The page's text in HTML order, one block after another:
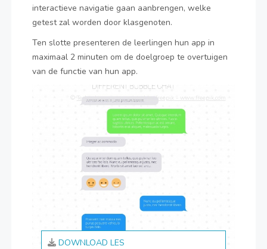
interactieve navigatie gaan aanbrengen, welke
getest zal worden door klasgenoten.
Ten slotte presenteren de leerlingen hun app in
maximaal 2 minuten om de doelgroep te overtuigen
van de functie van hun app.
Technology vector created by freepik - www.freepik.com
DOWNLOAD LES